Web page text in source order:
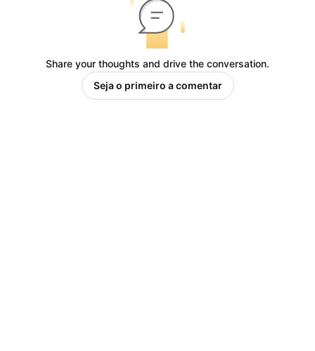
Share your thoughts and drive the conversation.
Seja o primeiro a comentar